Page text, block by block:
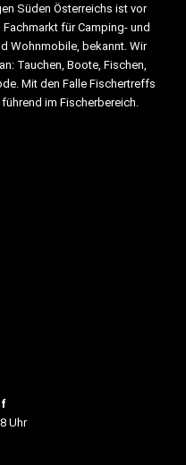
Süden Österreichs ist vor
für Camping- und
Wohnmobile, bekannt. Wir
Tauchen, Boote, Fischen,
Mit den Falle Fischertreffs
im Fischerbereich.
Uhr